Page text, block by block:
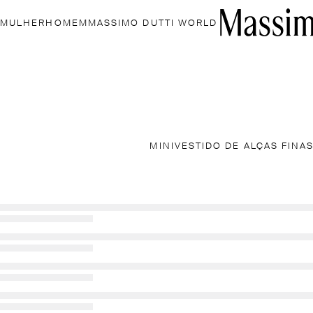
MULHER HOMEM MASSIMO DUTTI WORLD
MINIVESTIDO DE ALÇAS